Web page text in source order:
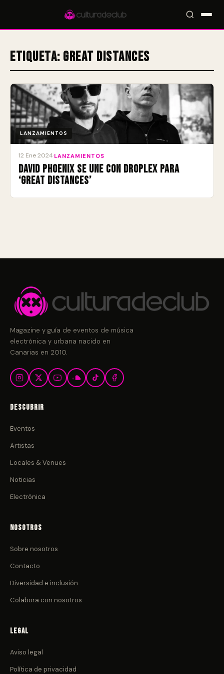
Accesos rápidos:🎪 Eventos🎤 Artistas📍 Locales📰 Magazine
Etiqueta: Great Distances
LANZAMIENTOS
12 Ene 2024 LANZAMIENTOS
David Phoenix se une con DROPLEX para
‘Great Distances’
Magazine y guía de eventos de música
electrónica y urbana nacido en
Canarias en 2010.
Descubrir
Eventos
Artistas
Locales & Venues
Noticias
Electrónica
Nosotros
Sobre nosotros
Contacto
Diversidad e inclusión
Colabora con nosotros
Legal
Aviso legal
Política de privacidad